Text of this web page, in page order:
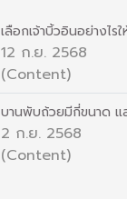
เลือกเจ้าบิ้วอินอย่างไ
12 ก.ย. 2568
(Content)
บานพับถ้วยมีกี่ขนาด แ
2 ก.ย. 2568
(Content)